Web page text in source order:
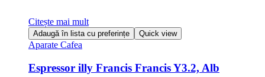
Citește mai mult
Adaugă în lista cu preferințe Quick view
Aparate Cafea
Espressor illy Francis Francis Y3.2, Alb